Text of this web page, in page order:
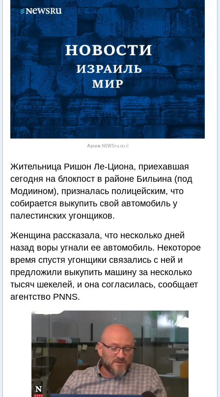
Архив NEWSru.co.il
Жительница Ришон Ле-Циона, приехавшая
сегодня на блокпост в районе Бильина (под
Модиином), призналась полицейским, что
собирается выкупить свой автомобиль у
палестинских угонщиков.
Женщина рассказала, что несколько дней
назад воры угнали ее автомобиль. Некоторое
время спустя угонщики связались с ней и
предложили выкупить машину за несколько
тысяч шекелей, и она согласилась, сообщает
агентство PNNS.